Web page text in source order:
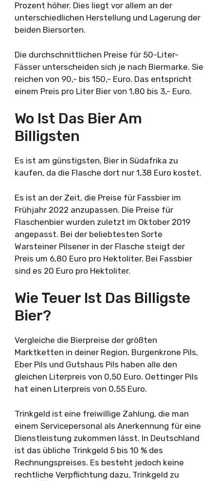
Prozent höher. Dies liegt vor allem an der
unterschiedlichen Herstellung und Lagerung der
beiden Biersorten.
Die durchschnittlichen Preise für 50-Liter-
Fässer unterscheiden sich je nach Biermarke. Sie
reichen von 90,- bis 150,- Euro. Das entspricht
einem Preis pro Liter Bier von 1,80 bis 3,- Euro.
Wo Ist Das Bier Am
Billigsten
Es ist am günstigsten, Bier in Südafrika zu
kaufen, da die Flasche dort nur 1,38 Euro kostet.
Es ist an der Zeit, die Preise für Fassbier im
Frühjahr 2022 anzupassen. Die Preise für
Flaschenbier wurden zuletzt im Oktober 2019
angepasst. Bei der beliebtesten Sorte
Warsteiner Pilsener in der Flasche steigt der
Preis um 6,80 Euro pro Hektoliter. Bei Fassbier
sind es 20 Euro pro Hektoliter.
Wie Teuer Ist Das Billigste
Bier?
Vergleiche die Bierpreise der größten
Marktketten in deiner Region. Burgenkrone Pils,
Eber Pils und Gutshaus Pils haben alle den
gleichen Literpreis von 0,50 Euro. Oettinger Pils
hat einen Literpreis von 0,55 Euro.
Trinkgeld ist eine freiwillige Zahlung, die man
einem Servicepersonal als Anerkennung für eine
Dienstleistung zukommen lässt. In Deutschland
ist das übliche Trinkgeld 5 bis 10 % des
Rechnungspreises. Es besteht jedoch keine
rechtliche Verpflichtung dazu, Trinkgeld zu